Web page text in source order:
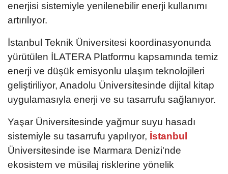
enerjisi sistemiyle yenilenebilir enerji kullanımı
artırılıyor.
İstanbul Teknik Üniversitesi koordinasyonunda
yürütülen İLATERA Platformu kapsamında temiz
enerji ve düşük emisyonlu ulaşım teknolojileri
geliştiriliyor, Anadolu Üniversitesinde dijital kitap
uygulamasıyla enerji ve su tasarrufu sağlanıyor.
Yaşar Üniversitesinde yağmur suyu hasadı
sistemiyle su tasarrufu yapılıyor, İstanbul
Üniversitesinde ise Marmara Denizi'nde
ekosistem ve müsilaj risklerine yönelik